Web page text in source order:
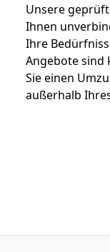
Unsere
Ihnen
Ihre
Angebote sind
Sie einen
außerhalb